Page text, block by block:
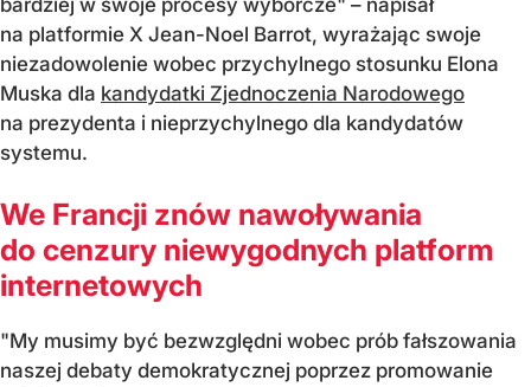
na platformie X Jean-Noel Barrot, wyrażając swoje
niezadowolenie wobec przychylnego stosunku Elona
Muska dla kandydatki Zjednoczenia Narodowego
na prezydenta i nieprzychylnego dla kandydatów
systemu.
We Francji znów nawoływania
do cenzury niewygodnych platform
internetowych
"My musimy być bezwzględni wobec prób fałszowania
naszej debaty demokratycznej poprzez promowanie